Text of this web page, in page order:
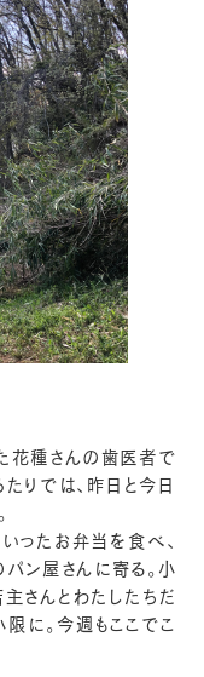
花種さんの歯医者で
りでは、昨日と今日
ったお弁当を食べ、
ン屋さんに寄る。小
さんとわたしたちだ
に。今週もここでこ